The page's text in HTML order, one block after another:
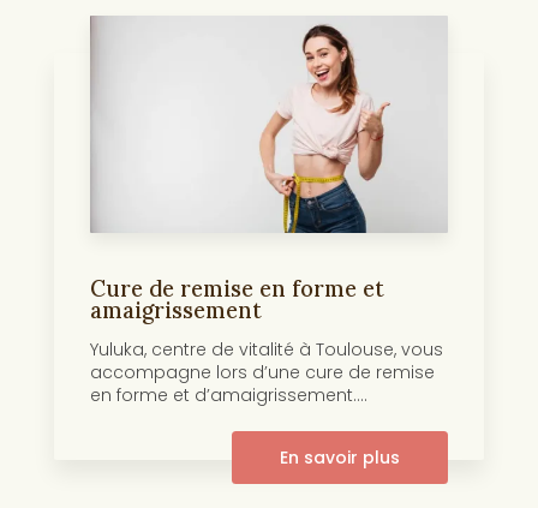
Cure de remise en forme et
amaigrissement
Yuluka, centre de vitalité à Toulouse, vous
accompagne lors d’une cure de remise
en forme et d’amaigrissement....
En savoir plus